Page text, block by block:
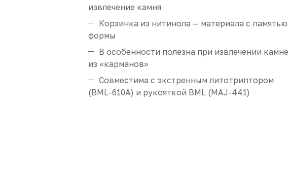
извлечение камня
Корзинка из нитинола — материала с памятью
формы
В особенности полезна при извлечении
из «карманов»
Совместима с экстренным литотриптором
(BML-610A) и рукояткой BML (MAJ-441)